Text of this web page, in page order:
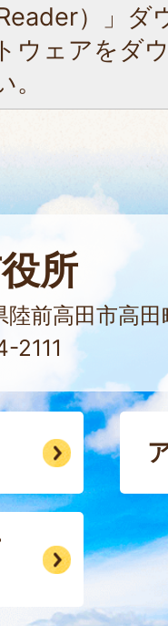
）」ダ
ウェアをダ
所
前高田市高田
2111